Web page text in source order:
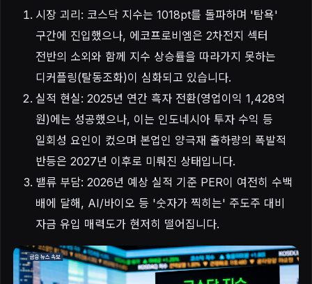
시장 괴리: 코스닥 지수는 1018pt를 돌파하며 '탐욕'
구간에 진입했으나, 에코프로비엠은 2차전지 섹터
전반의 소외와 함께 지수 상승률을 따라가지 못하는
디커플링(탈동조화)이 심화되고 있습니다.
실적 현실: 2025년 연간 흑자 전환(영업이익 1,428억
원)에는 성공했으나, 이는 인도네시아 투자 수익 등
일회성 요인이 컸으며 본업인 양극재 출하량의 폭발적
반등은 2027년 이후로 미뤄진 상태입니다.
밸류 부담: 2026년 예상 실적 기준 PER이 여전히 수백
배에 달해, AI/바이오 등 '숫자가 찍히는' 주도주 대비
자금 유입 매력도가 현저히 떨어집니다.